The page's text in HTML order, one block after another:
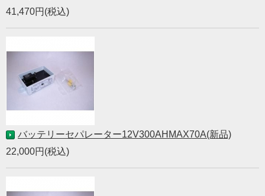
41,470円(税込)
バッテリーセパレーター12V300AHMAX70A(新品)
22,000円(税込)